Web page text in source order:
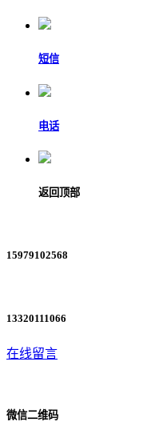
短信
电话
返回顶部
15979102568
13320111066
在线留言
微信二维码